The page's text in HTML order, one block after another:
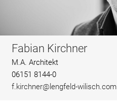
Fabian Kirchner
M.A. Architekt
06151 8144-0
f.kirchner@lengfeld-wilisch.com